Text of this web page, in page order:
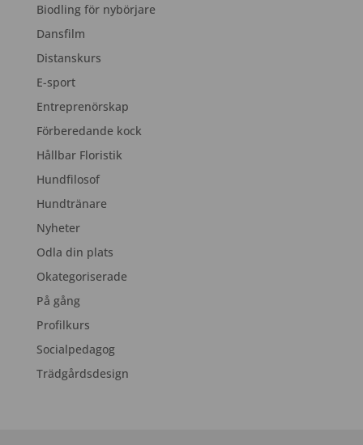
Biodling för nybörjare
Dansfilm
Distanskurs
E-sport
Entreprenörskap
Förberedande kock
Hållbar Floristik
Hundfilosof
Hundtränare
Nyheter
Odla din plats
Okategoriserade
På gång
Profilkurs
Socialpedagog
Trädgårdsdesign